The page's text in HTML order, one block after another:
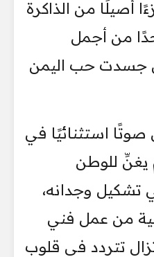
أصيلًا من الذاكرة
من أجمل
جسدت حب اليمن
استثنائيًا في
يغنِّ للوطن
وجدانه،
من عمل فني
تتردد في قلوب